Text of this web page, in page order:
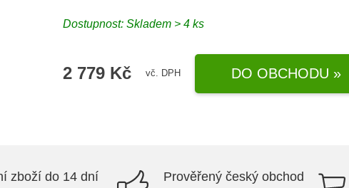
Dostupnost: Skladem > 4 ks
2 779 Kč vč. DPH DO OBCHODU »
zboží do 14 dní Prověřený český obchod